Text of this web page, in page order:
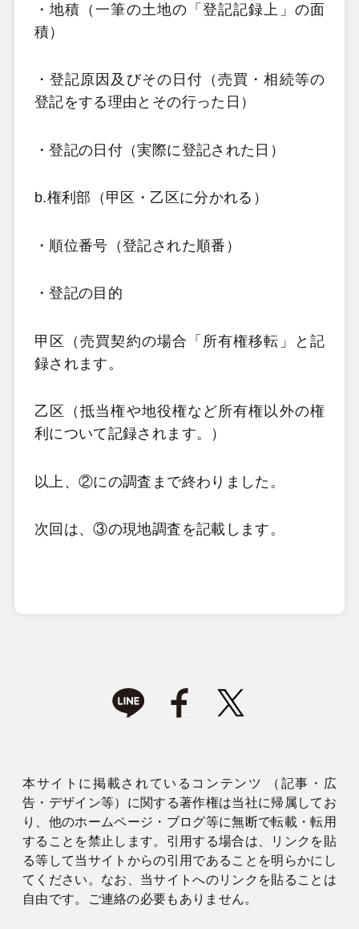
・地積（一筆の土地の「登記記録上」の面
積）
・登記原因及びその日付（売買・相続等の
登記をする理由とその行った日）
・登記の日付（実際に登記された日）
b.権利部（甲区・乙区に分かれる）
・順位番号（登記された順番）
・登記の目的
甲区（売買契約の場合「所有権移転」と記
録されます。
乙区（抵当権や地役権など所有権以外の権
利について記録されます。）
以上、②にの調査まで終わりました。
次回は、③の現地調査を記載します。
本サイトに掲載されているコンテンツ （記事・広
告・デザイン等）に関する著作権は当社に帰属してお
り、他のホームページ・ブログ等に無断で転載・転用
することを禁止します。引用する場合は、リンクを貼
る等して当サイトからの引用であることを明らかにし
てください。なお、当サイトへのリンクを貼ることは
自由です。ご連絡の必要もありません。